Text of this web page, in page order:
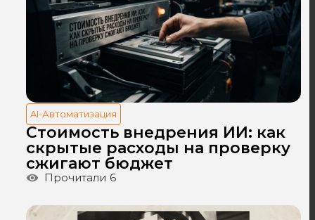
AI-Автоматизация
Стоимость внедрения ИИ: как
скрытые расходы на проверку
сжигают бюджет
Прочитали 6